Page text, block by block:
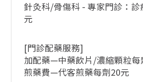
針灸科/骨傷科 - 專家門診：診
元
[門診配藥服務]
加配藥—中藥飲片/濃縮顆粒每
煎藥費—代客煎藥每劑20元